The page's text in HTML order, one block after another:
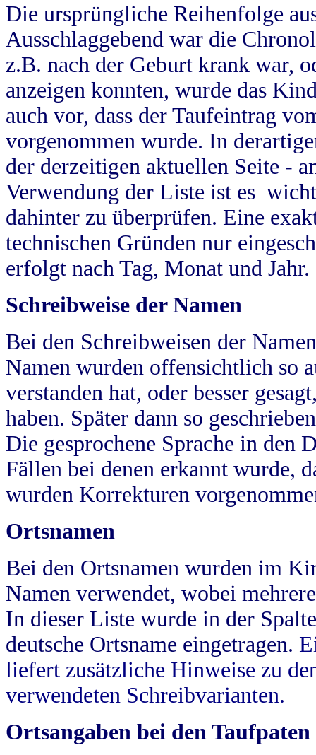
Die ursprüngliche Reihenfolge
Ausschlaggebend war die
z.B. nach der Geburt krank war,
anzeigen konnten, wurde das
auch vor, dass der Taufeintrag
vorgenommen wurde. In
der derzeitigen aktuellen Seite -
Verwendung der Liste ist es
dahinter zu überprüfen. Eine
technischen Gründen nur
erfolgt nach Tag, Monat und Jahr.
Schreibweise der Namen
Bei den Schreibweisen der
Namen wurden offensichtlich so
verstanden hat, oder besser
haben. Später dann so
Die gesprochene Sprache in
Fällen bei denen erkannt wurde,
wurden Korrekturen
Ortsnamen
Bei den Ortsnamen wurden im
Namen verwendet, wobei
In dieser Liste wurde in der
deutsche Ortsname eingetragen.
liefert zusätzliche Hinweise zu
verwendeten Schreibvarianten.
Ortsangaben bei den Taufpaten